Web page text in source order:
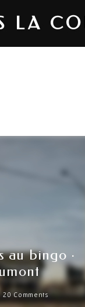
LA
au bingo ·
20 Comments